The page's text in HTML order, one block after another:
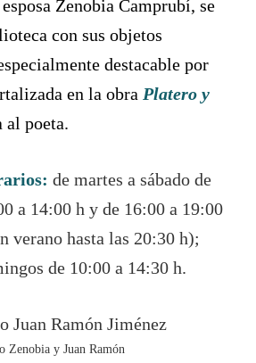
Zenobia Camprubí, se
con sus objetos
destacable por
en la obra Platero y
al poeta.
de martes a sábado de
a 14:00 h y de 16:00 a 19:00
verano hasta las 20:30 h);
de 10:00 a 14:30 h.
Zenobia y Juan Ramón